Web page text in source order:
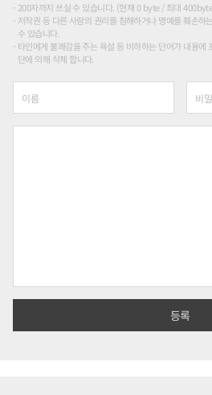
200자까지 쓰실 수 있습니다. (현재 0 byte / 최대
저작권 등 다른 사람의 권리를 침해하거나 명예를 훼손하
수 있습니다.
타인에게 불쾌감을 주는 욕설 등 비하하는 단어가 내용에
단에 의해 삭제 합니다.